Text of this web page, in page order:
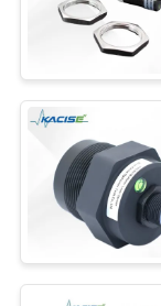
KIỂM
SOÁT
CHẤT
LƯỢNG
LIÊN
CHÚNG
chất
Máy
radar